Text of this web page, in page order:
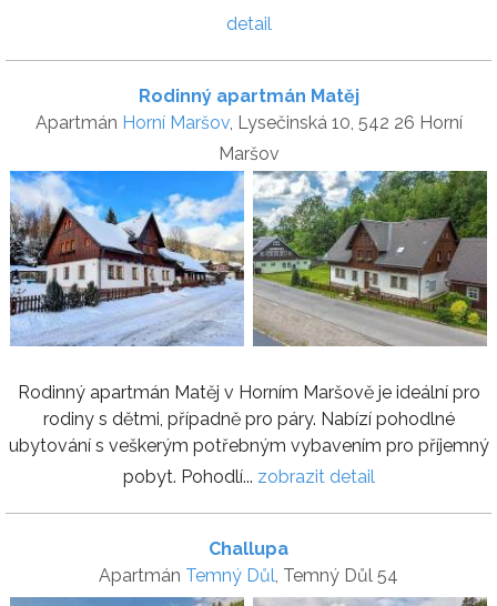
detail
Rodinný apartmán Matěj
Apartmán Horní Maršov, Lysečinská 10, 542 26 Horní
Maršov
Rodinný apartmán Matěj v Horním Maršově je ideální pro
rodiny s dětmi, případně pro páry. Nabízí pohodlné
ubytování s veškerým potřebným vybavením pro příjemný
pobyt. Pohodlí... zobrazit detail
Challupa
Apartmán Temný Důl, Temný Důl 54